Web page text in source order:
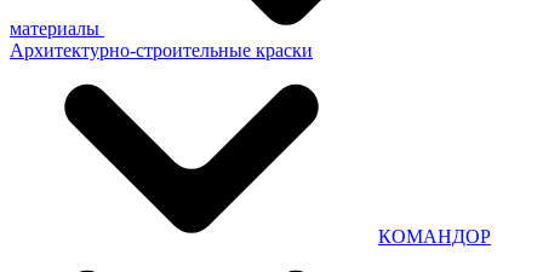
материалы
Архитектурно-строительные краски
КОМАНДОР